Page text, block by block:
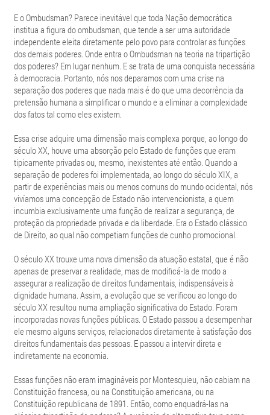
E o Ombudsman? Parece inevitável que toda Nação democrática
institua a figura do ombudsman, que tende a ser uma autoridade
independente eleita diretamente pelo povo para controlar as funções
dos demais poderes. Onde entra o Ombudsman na teoria na tripartição
dos poderes? Em lugar nenhum. E se trata de uma conquista necessária
à democracia. Portanto, nós nos deparamos com uma crise na
separação dos poderes que nada mais é do que uma decorrência da
pretensão humana a simplificar o mundo e a eliminar a complexidade
dos fatos tal como eles existem.
Essa crise adquire uma dimensão mais complexa porque, ao longo do
século XX, houve uma absorção pelo Estado de funções que eram
tipicamente privadas ou, mesmo, inexistentes até então. Quando a
separação de poderes foi implementada, ao longo do século XIX, a
partir de experiências mais ou menos comuns do mundo ocidental, nós
vivíamos uma concepção de Estado não intervencionista, a quem
incumbia exclusivamente uma função de realizar a segurança, de
proteção da propriedade privada e da liberdade. Era o Estado clássico
de Direito, ao qual não competiam funções de cunho promocional.
O século XX trouxe uma nova dimensão da atuação estatal, que é não
apenas de preservar a realidade, mas de modificá-la de modo a
assegurar a realização de direitos fundamentais, indispensáveis à
dignidade humana. Assim, a evolução que se verificou ao longo do
século XX resultou numa ampliação significativa do Estado. Foram
incorporadas novas funções públicas. O Estado passou a desempenhar
ele mesmo alguns serviços, relacionados diretamente à satisfação dos
direitos fundamentais das pessoas. E passou a intervir direta e
indiretamente na economia.
Essas funções não eram imagináveis por Montesquieu, não cabiam na
Constituição francesa, ou na Constituição americana, ou na
Constituição republicana de 1891. Então, como enquadrá-las na